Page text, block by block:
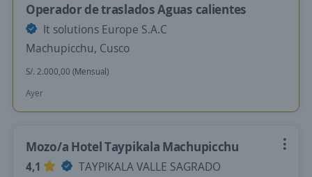
Operador de traslados Aguas calientes
It solutions Europe S.A.C
Machupicchu, Cusco
S/. 2.000,00 (Mensual)
Ayer
Mozo/a Hotel Taypikala Machupicchu
4,1
TAYPIKALA VALLE SAGRADO